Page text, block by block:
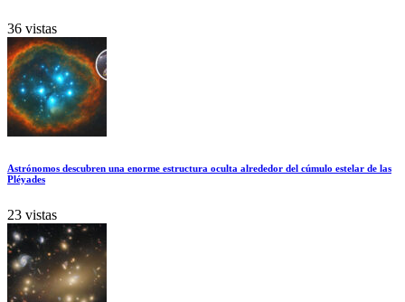
36 vistas
Astrónomos descubren una enorme estructura oculta alrededor del cúmulo estelar de las
Pléyades
23 vistas